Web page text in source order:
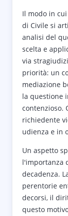
Il modo in
di Civile si
analisi del
scelta e
via
priorità: un
mediazione
la questione
contenzioso.
richiedente
udienza e in
Un aspetto
l'importanza
decadenza.
perentorie
decorsi, il
questo